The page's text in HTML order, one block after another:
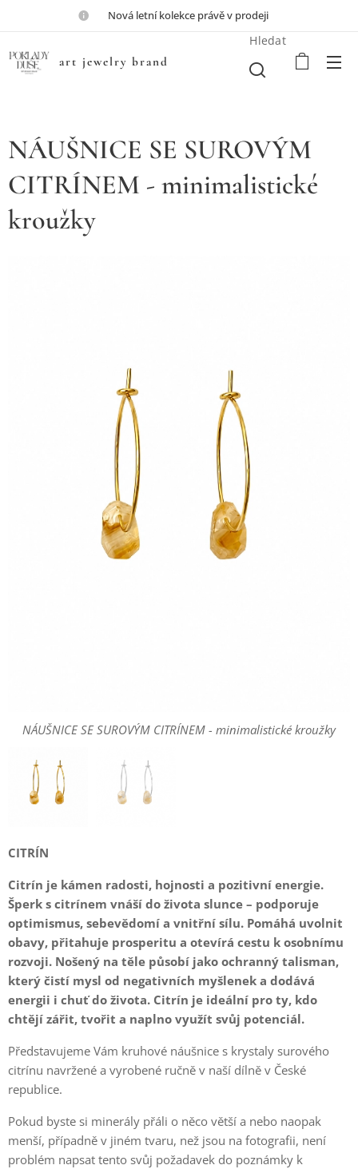
💎Nová letní kolekce právě v prodeji💎
art jewelry brand
Hledat
NÁUŠNICE SE SUROVÝM
CITRÍNEM - minimalistické
kroužky
NÁUŠNICE SE SUROVÝM CITRÍNEM - minimalistické kroužky
NÁUŠNICE SE SUROVÝM CITRÍNEM - minimalistické kroužky
CITRÍN
Citrín je kámen radosti, hojnosti a pozitivní energie.
Šperk s citrínem vnáší do života slunce – podporuje
optimismus, sebevědomí a vnitřní sílu. Pomáhá uvolnit
obavy, přitahuje prosperitu a otevírá cestu k osobnímu
rozvoji. Nošený na těle působí jako ochranný talisman,
který čistí mysl od negativních myšlenek a dodává
energii i chuť do života. Citrín je ideální pro ty, kdo
chtějí zářit, tvořit a naplno využít svůj potenciál.
Představujeme Vám kruhové náušnice s krystaly surového
citrínu navržené a vyrobené ručně v naší dílně v České
republice.
Pokud byste si minerály přáli o něco větší a nebo naopak
menší, případně v jiném tvaru, než jsou na fotografii, není
problém napsat tento svůj požadavek do poznámky k